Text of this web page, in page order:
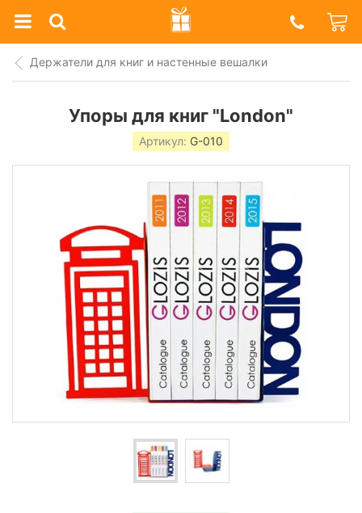
Prazdnik
Shop
Держатели для книг и настенные вешалки
Упоры для книг "London"
Артикул: G-010